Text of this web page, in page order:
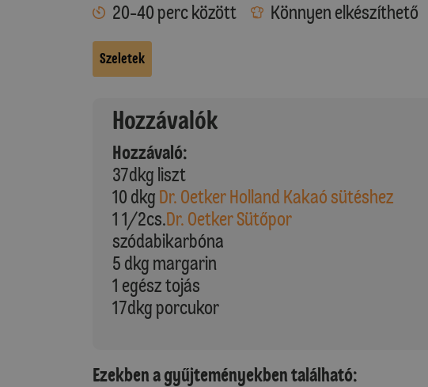
20-40 perc között Könnyen elkészíthető
Szeletek
Hozzávalók
Hozzávaló:
37dkg liszt
10 dkg Dr. Oetker Holland Kakaó sütéshez
1 1/2cs.Dr. Oetker Sütőpor
szódabikarbóna
5 dkg margarin
1 egész tojás
17dkg porcukor
Ezekben a gyűjteményekben található: